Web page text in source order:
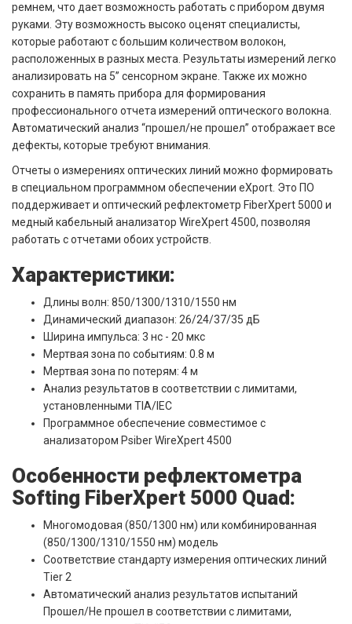
ремнем, что дает возможность работать с прибором двумя
руками. Эту возможность высоко оценят специалисты,
которые работают с большим количеством волокон,
расположенных в разных места. Результаты измерений легко
анализировать на 5” сенсорном экране. Также их можно
сохранить в память прибора для формирования
профессионального отчета измерений оптического волокна.
Автоматический анализ “прошел/не прошел” отображает все
дефекты, которые требуют внимания.
Отчеты о измерениях оптических линий можно формировать
в специальном программном обеспечении eXport. Это ПО
поддерживает и оптический рефлектометр FiberXpert 5000 и
медный кабельный анализатор WireXpert 4500, позволяя
работать с отчетами обоих устройств.
Характеристики:
Длины волн: 850/1300/1310/1550 нм
Динамический диапазон: 26/24/37/35 дБ
Ширина импульса: 3 нс - 20 мкс
Мертвая зона по событиям: 0.8 м
Мертвая зона по потерям: 4 м
Анализ результатов в соответствии с лимитами,
установленными TIA/IEC
Программное обеспечение совместимое с
анализатором Psiber WireXpert 4500
Особенности рефлектометра
Softing FiberXpert 5000 Quad:
Многомодовая (850/1300 нм) или комбинированная
(850/1300/1310/1550 нм) модель
Соответствие стандарту измерения оптических линий
Tier 2
Автоматический анализ результатов испытаний
Прошел/Не прошел в соответствии с лимитами,